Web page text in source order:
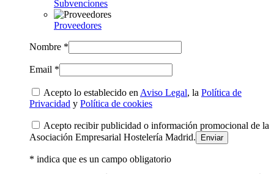
Subvenciones
Proveedores
Nombre *
Email *
Acepto lo establecido en Aviso Legal, la Política de
Privacidad y Política de cookies
Acepto recibir publicidad o información promocional de la
Asociación Empresarial Hostelería Madrid.
* indica que es un campo obligatorio